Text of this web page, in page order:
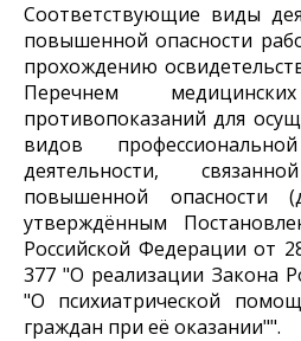
Соответствующие виды
повышенной опасности
прохождению
Перечнем
противопоказаний для
видов
деятельности,
повышенной опасности
утверждённым
Российской Федерации от
377 "О реализации Закона
"О психиатрической
граждан при её оказании"".